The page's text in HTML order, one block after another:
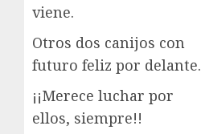
viene.
Otros dos canijos con
futuro feliz por delante.
¡¡Merece luchar por
ellos, siempre!!